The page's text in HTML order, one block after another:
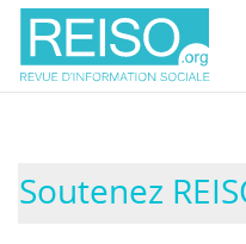
Soutenez